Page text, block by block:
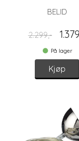
BELID
2.299,-
På lager
Kjøp